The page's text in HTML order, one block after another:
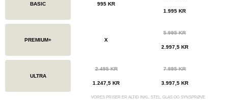
BASIC 995 KR
1.995 KR
PREMIUM+ X
5.995 KR
2.997,5 KR
ULTRA
2.495 KR
1.247,5 KR
7.995 KR
3.997,5 KR
VORES PRISER ER ALTID INKL. STEL, GLAS OG SYNSPRØVE